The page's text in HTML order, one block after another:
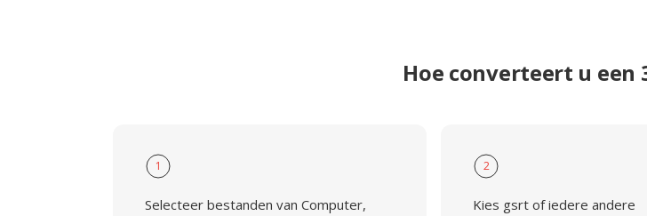
Hoe converteert u een
1
Selecteer bestanden van Computer,
2
Kies gsrt of iedere andere